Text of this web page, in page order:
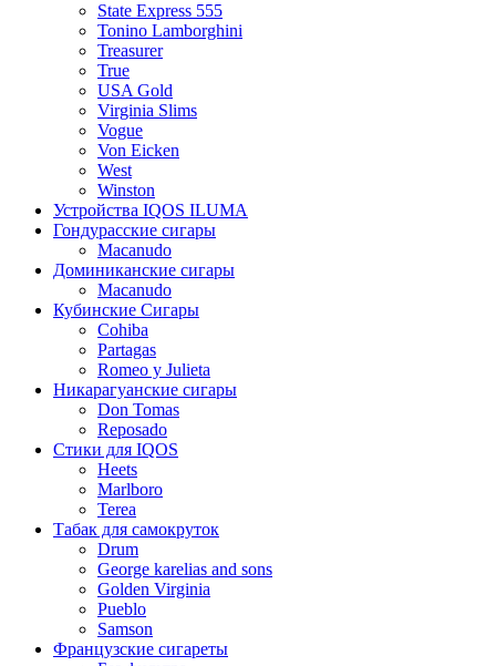
State Express 555
Tonino Lamborghini
Treasurer
True
USA Gold
Virginia Slims
Vogue
Von Eicken
West
Winston
Устройства IQOS ILUMA
Гондурасские сигары
Macanudo
Доминиканские сигары
Macanudo
Кубинские Сигары
Cohiba
Partagas
Romeo y Julieta
Никарагуанские сигары
Don Tomas
Reposado
Стики для IQOS
Heets
Marlboro
Terea
Табак для самокруток
Drum
George karelias and sons
Golden Virginia
Pueblo
Samson
Французские сигареты